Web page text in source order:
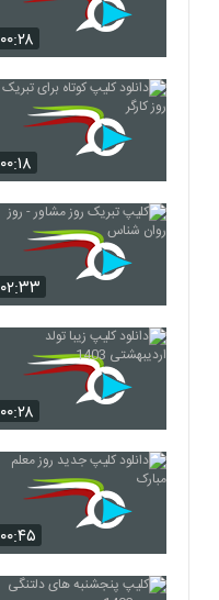
۰۰:۲۸
۰۰:۱۸
۰۲:۳۳
۰۰:۲۸
۰۰:۴۵